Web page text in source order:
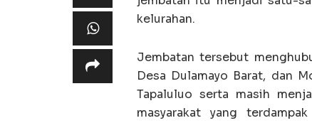
kelurahan.
Jembatan tersebut
Desa Dulamayo Barat, dan
Tapaluluo serta masih
masyarakat yang